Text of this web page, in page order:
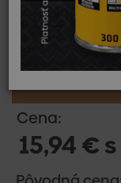
Cena:
15,94 €